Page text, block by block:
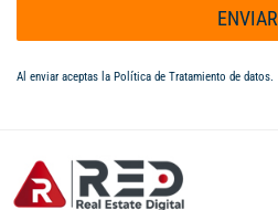
ENVIAR
Al enviar aceptas la Política de Tratamiento de datos.